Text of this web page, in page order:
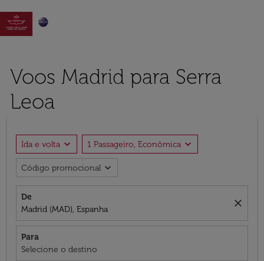

Voos Madrid para Serra
Leoa
Ida e volta expand_more 1 Passageiro, Econômica expand_more
Código promocional expand_more
De
Madrid (MAD), Espanha
close
Para
Selecione o destino